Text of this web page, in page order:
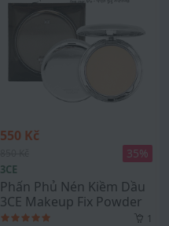
550 Kč
35%
3CE
Phấn Phủ Nén Kiềm Dầu
3CE Makeup Fix Powder
1